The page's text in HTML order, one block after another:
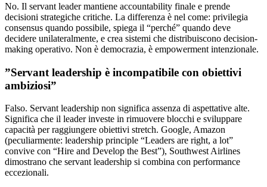
No. Il servant leader mantiene accountability finale e prende
decisioni strategiche critiche. La differenza è nel come: privilegia
consensus quando possibile, spiega il “perché” quando deve
decidere unilateralmente, e crea sistemi che distribuiscono decision-
making operativo. Non è democrazia, è empowerment intenzionale.
”Servant leadership è incompatibile con obiettivi
ambiziosi”
Falso. Servant leadership non significa assenza di aspettative alte.
Significa che il leader investe in rimuovere blocchi e sviluppare
capacità per raggiungere obiettivi stretch. Google, Amazon
(peculiarmente: leadership principle “Leaders are right, a lot”
convive con “Hire and Develop the Best”), Southwest Airlines
dimostrano che servant leadership si combina con performance
eccezionali.